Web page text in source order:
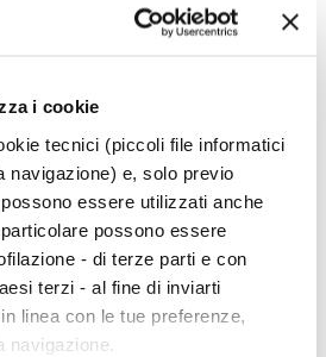
i cookie
tecnici (piccoli file informatici
navigazione) e, solo previo
essere utilizzati anche
possono essere
- di terze parti e con
terzi - al fine di inviarti
linea con le tue preferenze,
navigazione.